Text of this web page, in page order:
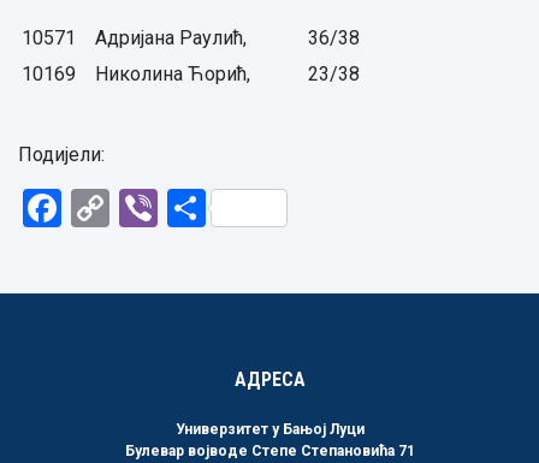
10571 Адријана Раулић,
36/38
10169
Николина Ћорић, 23/38
Подијели:
Facebook
CopyViberShare
АДРЕСА
Универзитет у Бањој Луци
Булевар војводе Степе Степановића 71